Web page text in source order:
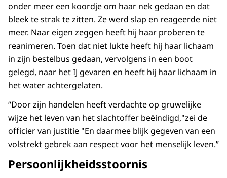
onder meer een koordje om haar nek gedaan en dat
bleek te strak te zitten. Ze werd slap en reageerde niet
meer. Naar eigen zeggen heeft hij haar proberen te
reanimeren. Toen dat niet lukte heeft hij haar lichaam
in zijn bestelbus gedaan, vervolgens in een boot
gelegd, naar het IJ gevaren en heeft hij haar lichaam in
het water achtergelaten.
“Door zijn handelen heeft verdachte op gruwelijke
wijze het leven van het slachtoffer beëindigd,"zei de
officier van justitie "En daarmee blijk gegeven van een
volstrekt gebrek aan respect voor het menselijk leven.”
Persoonlijkheidsstoornis